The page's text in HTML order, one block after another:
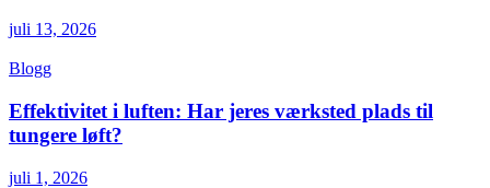
juli 13, 2026
Blogg
Effektivitet i luften: Har jeres værksted plads til
tungere løft?
juli 1, 2026